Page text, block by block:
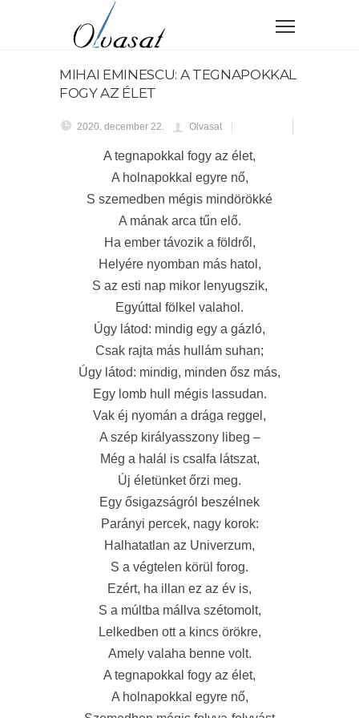
MIHAI EMINESCU: A TEGNAPOKKAL
FOGY AZ ÉLET
2020. december 22. Olvasat
A tegnapokkal fogy az élet,
A holnapokkal egyre nő,
S szemedben mégis mindörökké
A mának arca tűn elő.
Ha ember távozik a földről,
Helyére nyomban más hatol,
S az esti nap mikor lenyugszik,
Egyúttal fölkel valahol.
Úgy látod: mindig egy a gázló,
Csak rajta más hullám suhan;
Úgy látod: mindig, minden ősz más,
Egy lomb hull mégis lassudan.
Vak éj nyomán a drága reggel,
A szép királyasszony libeg –
Még a halál is csalfa látszat,
Új életünket őrzi meg.
Egy ősigazságról beszélnek
Parányi percek, nagy korok:
Halhatatlan az Univerzum,
S a végtelen körül forog.
Ezért, ha illan ez az év is,
S a múltba mállva szétomolt,
Lelkedben ott a kincs örökre,
Amely valaha benne volt.
A tegnapokkal fogy az élet,
A holnapokkal egyre nő,